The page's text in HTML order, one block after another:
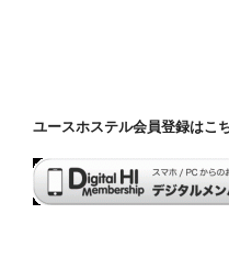
ユースホステル会員登録はこ